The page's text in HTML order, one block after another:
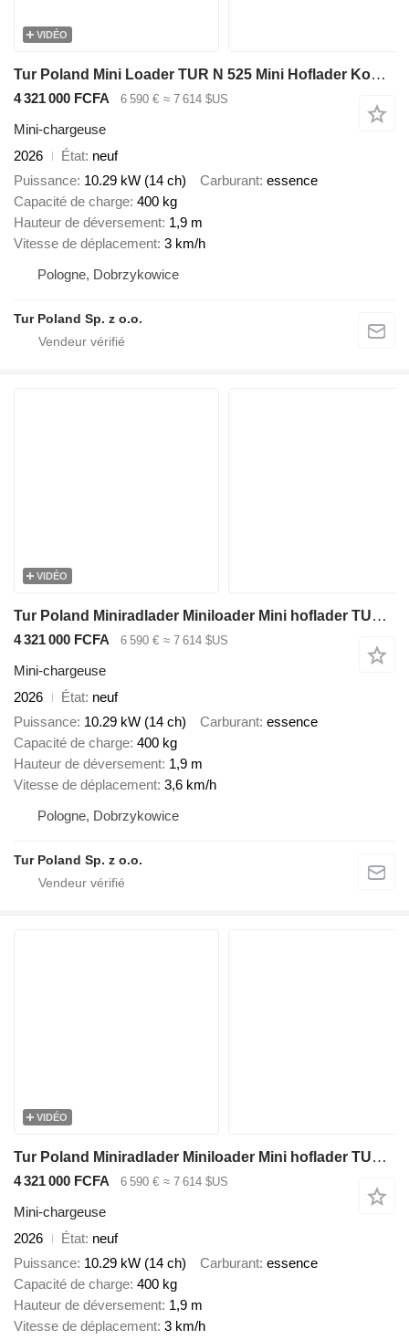
VIDÉO
Tur Poland Mini Loader TUR N 525 Mini Hoflader Kompaktlader Briggs&Stratton
4 321 000 FCFA 6 590 € ≈ 7 614 $US
Mini-chargeuse
2026
État neuf
Puissance 10.29 kW (14 ch) Carburant essence
Capacité de charge 400 kg
Hauteur de déversement 1,9 m
Vitesse de déplacement 3 km/h
Pologne, Dobrzykowice
Tur Poland Sp. z o.o.
VIDÉO
Tur Poland Miniradlader Miniloader Mini hoflader TUR N 525 Briggs&Stratton
4 321 000 FCFA 6 590 € ≈ 7 614 $US
Mini-chargeuse
2026
État neuf
Puissance 10.29 kW (14 ch) Carburant essence
Capacité de charge 400 kg
Hauteur de déversement 1,9 m
Vitesse de déplacement 3,6 km/h
Pologne, Dobrzykowice
Tur Poland Sp. z o.o.
VIDÉO
Tur Poland Miniradlader Miniloader Mini hoflader TUR N 525 Briggs&Stratton
4 321 000 FCFA 6 590 € ≈ 7 614 $US
Mini-chargeuse
2026
État neuf
Puissance 10.29 kW (14 ch) Carburant essence
Capacité de charge 400 kg
Hauteur de déversement 1,9 m
Vitesse de déplacement 3 km/h